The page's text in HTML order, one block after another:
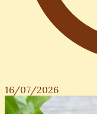
16/07/2026